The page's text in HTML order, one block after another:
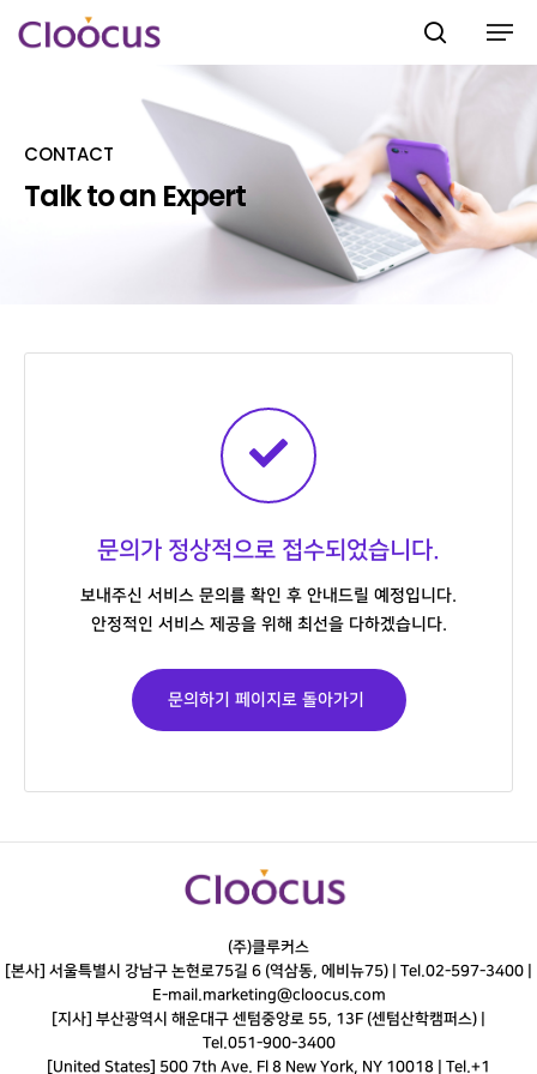
Hit enter to search or ESC to close
CONTACT
Talk to an Expert
문의가 정상적으로 접수되었습니다.
보내주신 서비스 문의를 확인 후 안내드릴 예정입니다.
안정적인 서비스 제공을 위해 최선을 다하겠습니다.
문의하기 페이지로 돌아가기
(주)클루커스
[본사] 서울특별시 강남구 논현로75길 6 (역삼동, 에비뉴75) | Tel.02-597-3400
E-mail.marketing@cloocus.com
[지사] 부산광역시 해운대구 센텀중앙로 55, 13F (센텀산학캠퍼스) |
Tel.051-900-3400
[United States] 500 7th Ave. Fl 8 New York, NY 10018 | Tel.+1